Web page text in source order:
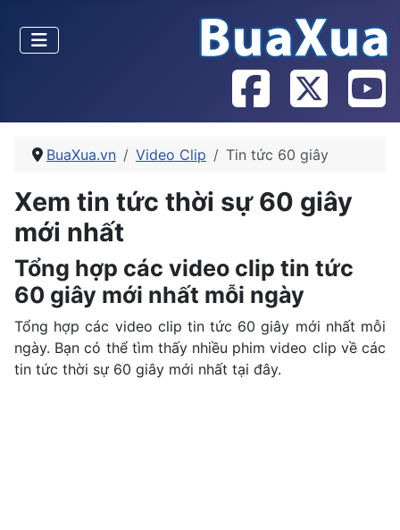
BuaXua.vn Video Clip Tin tức 60 giây
Xem tin tức thời sự 60 giây
mới nhất
Tổng hợp các video clip tin tức
60 giây mới nhất mỗi ngày
Tổng hợp các video clip tin tức 60 giây mới nhất mỗi
ngày. Bạn có thể tìm thấy nhiều phim video clip về các
tin tức thời sự 60 giây mới nhất tại đây.